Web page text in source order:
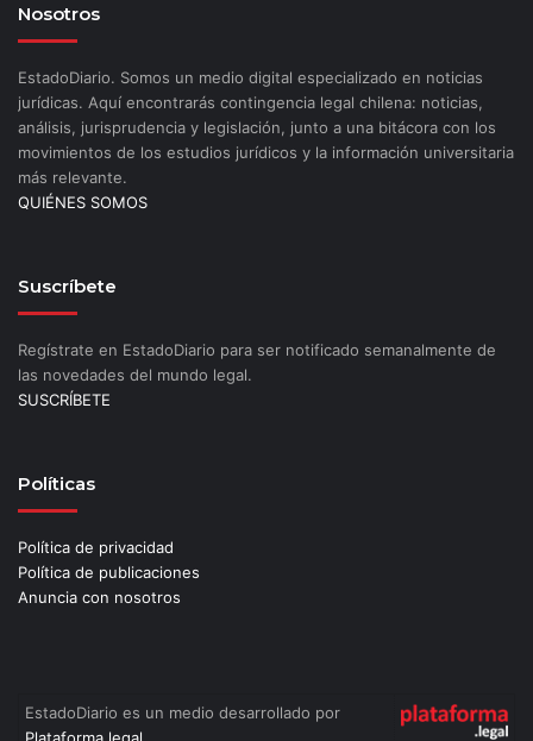
Nosotros
EstadoDiario. Somos un medio digital especializado en noticias
jurídicas. Aquí encontrarás contingencia legal chilena: noticias,
análisis, jurisprudencia y legislación, junto a una bitácora con los
movimientos de los estudios jurídicos y la información universitaria
más relevante.
QUIÉNES SOMOS
Suscríbete
Regístrate en EstadoDiario para ser notificado semanalmente de
las novedades del mundo legal.
SUSCRÍBETE
Políticas
Política de privacidad
Política de publicaciones
Anuncia con nosotros
EstadoDiario es un medio desarrollado por
Plataforma.legal